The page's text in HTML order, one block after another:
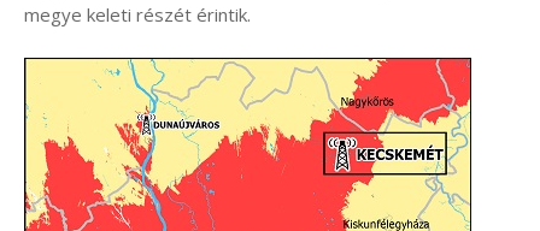
megye keleti részét érintik.